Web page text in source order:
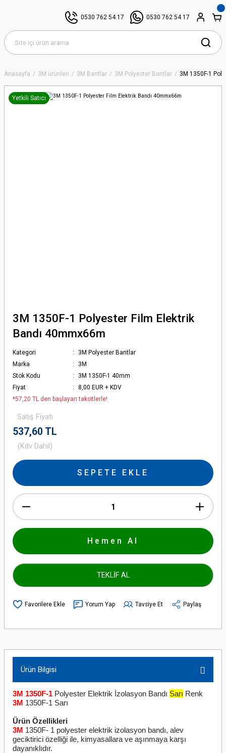
0530 762 54 17 0530 762 54 17
Anasayfa 3M ürünleri 3M Bantlar 3M Polyester Bantlar 3M 1350F-1
Yetkili Satıcı
3M 1350F-1 Polyester Film Elektrik
Bandı 40mmx66m
Kategori
3M Polyester Bantlar
Marka
3M
Stok Kodu
3M 1350F-1 40mm
Fiyat
8,00 EUR + KDV
*57,20 TL den başlayan taksitlerle!
Satış Fiyatı
537,60 TL
(Kdv Dahil)
SEPETE EKLE
Hemen Al
TEKLİF AL
Yorum Yap Tavsiye Et Paylaş
Ürün Bilgisi
3M 1350F-1 Polyester Elektrik İzolasyon Bandı Sarı Renk
3M 1350F-1 Sarı
Ürün Özellikleri
3M 1350F- 1 polyester elektrik izolasyon bandı, alev
geciktirici özelliği ile, kimyasallara ve aşınmaya karşı
dayanıklıdır.